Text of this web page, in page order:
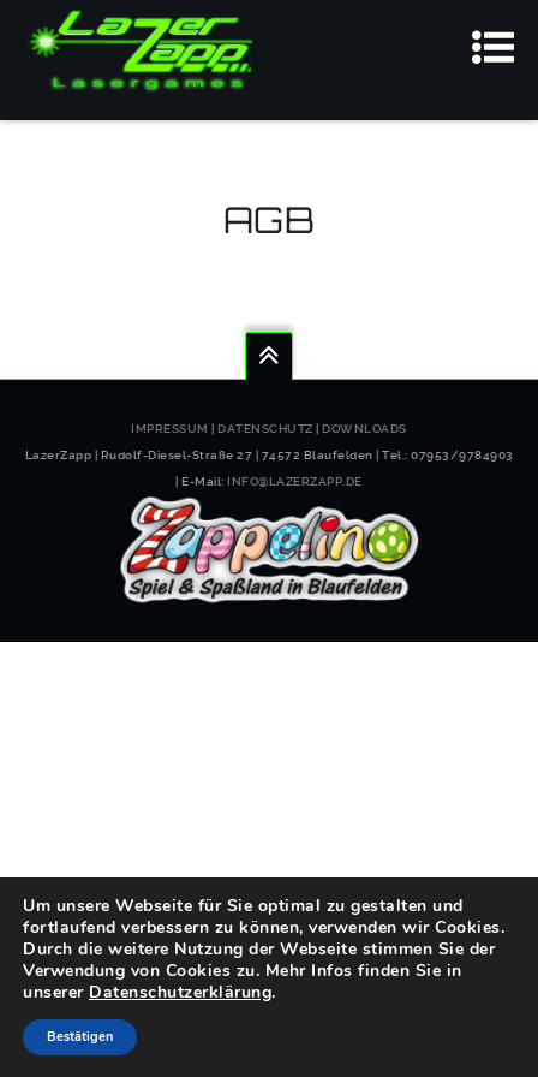
AGB
IMPRESSUM | DATENSCHUTZ | DOWNLOADS
LazerZapp | Rudolf-Diesel-Straße 27 | 74572 Blaufelden | Tel.: 07953/9784903
| E-Mail: INFO@LAZERZAPP.DE
Um unsere Webseite für Sie optimal zu gestalten und
fortlaufend verbessern zu können, verwenden wir Cookies.
Durch die weitere Nutzung der Webseite stimmen Sie der
Verwendung von Cookies zu. Mehr Infos finden Sie in
unserer Datenschutzerklärung.
Bestätigen